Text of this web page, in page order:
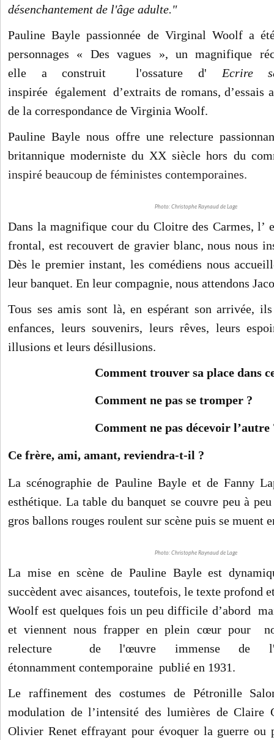
désenchantement de l'âge adulte."
Pauline Bayle passionnée de Virginal Woolf a
personnages « Des vagues », un magnifique
elle a construit l'ossature d' Ecrire
inspirée également d’extraits de romans,
de la correspondance de Virginia Woolf.
Pauline Bayle nous offre une relecture
britannique moderniste du XX siècle hors du
inspiré beaucoup de féministes contemporaines.
Photo: Christophe Raynaud de Lage
Dans la magnifique cour du Cloitre des Carmes, l’
frontal, est recouvert de gravier blanc, nous nous
Dès le premier instant, les comédiens nous
leur banquet. En leur compagnie, nous attendons
Tous ses amis sont là, en espérant son arrivée,
enfances, leurs souvenirs, leurs rêves, leurs
illusions et leurs désillusions.
Comment trouver sa place dans
Comment ne pas se tromper ?
Comment ne pas décevoir l’autre
Ce frère, ami, amant, reviendra-t-il ?
La scénographie de Pauline Bayle et de Fanny
esthétique. La table du banquet se couvre peu à
gros ballons rouges roulent sur scène puis se muent
Photo: Christophe Raynaud de Lage
La mise en scène de Pauline Bayle est
succèdent avec aisances, toutefois, le texte profond
Woolf est quelques fois un peu difficile d’abord
et viennent nous frapper en plein cœur pour
relecture de l'œuvre immense de
étonnamment contemporaine publié en 1931.
Le raffinement des costumes de Pétronille
modulation de l’intensité des lumières de Claire
Olivier Renet effrayant pour évoquer la guerre ou